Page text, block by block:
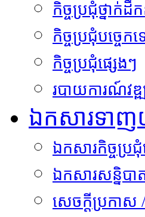
កិច្ចប្រជុំថ្នាក់ដឹ
កិច្ចប្រជុំបច្ចេក
កិច្ចប្រជុំផ្សេងៗ
របាយការណ៍វឌ្
ឯកសារទា
ឯកសារកិច្ចប្រជុំ
ឯកសារសន្និបា
សេចក្តីប្រកាស